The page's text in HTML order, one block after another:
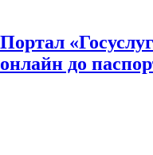
Портал
онлайн до